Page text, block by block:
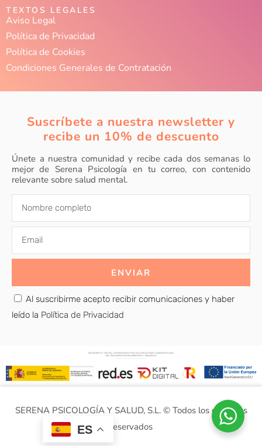
TEXTOS LEGALES
Aviso Legal
Política de Privacidad
Política de Cookies
Condiciones Generales de Contratación
Suscríbete a nuestra newsletter y
recibe un 10% de descuento
Únete a nuestra comunidad y recibe cada dos semanas lo
mejor de Serena Psicología en tu correo, con contenido
relevante sobre salud mental.
Al suscribirme acepto recibir comunicaciones y haber
leído la Política de Privacidad
ENVIAR
SERENA PSICOLOGÍA Y SALUD, S.L. © Todos los derechos
reservados
ES